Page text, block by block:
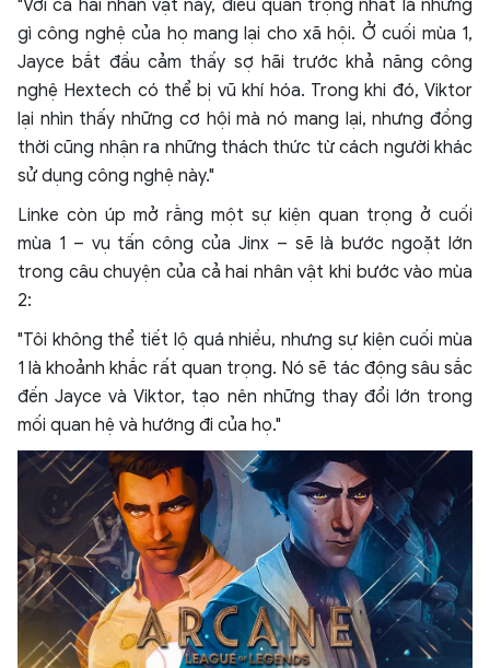
"Với cả hai nhân vật này, điều quan trọng nhất là những
gì công nghệ của họ mang lại cho xã hội. Ở cuối mùa 1,
Jayce bắt đầu cảm thấy sợ hãi trước khả năng công
nghệ Hextech có thể bị vũ khí hóa. Trong khi đó, Viktor
lại nhìn thấy những cơ hội mà nó mang lại, nhưng đồng
thời cũng nhận ra những thách thức từ cách người khác
sử dụng công nghệ này."
Linke còn úp mở rằng một sự kiện quan trọng ở cuối
mùa 1 – vụ tấn công của Jinx – sẽ là bước ngoặt lớn
trong câu chuyện của cả hai nhân vật khi bước vào mùa
2:
"Tôi không thể tiết lộ quá nhiều, nhưng sự kiện cuối mùa
1 là khoảnh khắc rất quan trọng. Nó sẽ tác động sâu sắc
đến Jayce và Viktor, tạo nên những thay đổi lớn trong
mối quan hệ và hướng đi của họ."